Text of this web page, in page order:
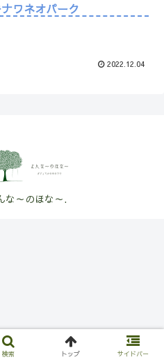
ワネオパーク
2022.12.04
な～のほな～.
検索 トップ サイドバー